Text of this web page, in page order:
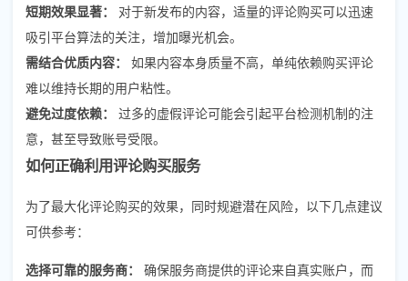
短期效果显著：
对于新发布的内容，适量的评论购买可以迅速
吸引平台算法的关注，增加曝光机会。
需结合优质内容：
如果内容本身质量不高，单纯依赖购买评论
难以维持长期的用户粘性。
避免过度依赖：
过多的虚假评论可能会引起平台检测机制的注
意，甚至导致账号受限。
如何正确利用评论购买服务
为了最大化评论购买的效果，同时规避潜在风险，以下几点建议
可供参考：
选择可靠的服务商：
确保服务商提供的评论来自真实账户，而